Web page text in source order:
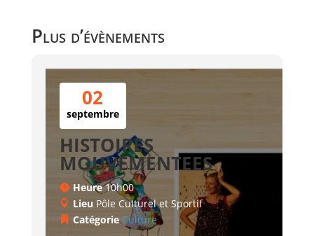
Plus d’évènements
02
septembre
HISTOIRES
MOUVEMENTEES
Heure10h00
Lieu Pôle Culturel et Sportif
Catégorie Culture